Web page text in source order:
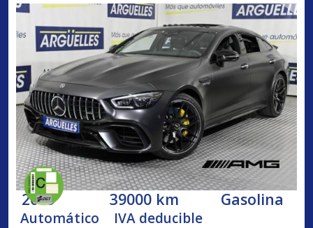
2019 39000 km Gasolina
Automático IVA deducible